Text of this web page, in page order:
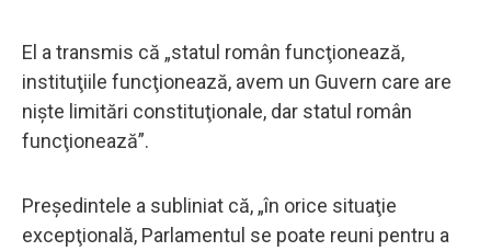
El a transmis că „statul român funcţionează,
instituţiile funcţionează, avem un Guvern care are
nişte limitări constituţionale, dar statul român
funcţionează”.
Preşedintele a subliniat că, „în orice situaţie
excepţională, Parlamentul se poate reuni pentru a